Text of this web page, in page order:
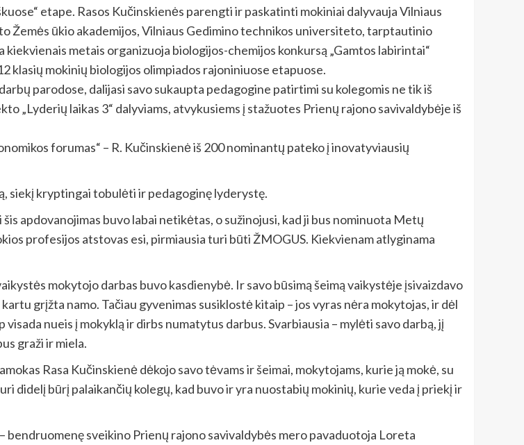
etape. Rasos Kučinskienės parengti ir paskatinti mokiniai dalyvauja Vilniaus
ūkio akademijos, Vilniaus Gedimino technikos universiteto, tarptautinio
metais organizuoja biologijos-chemijos konkursą „Gamtos labirintai“
klasių mokinių biologijos olimpiados rajoniniuose etapuose.
parodose, dalijasi savo sukaupta pedagogine patirtimi su kolegomis ne tik iš
„Lyderių laikas 3“ dalyviams, atvykusiems į stažuotes Prienų rajono savivaldybėje iš
forumas“ – R. Kučinskienė iš 200 nominantų pateko į inovatyviausių
siekį kryptingai tobulėti ir pedagoginę lyderystę.
apdovanojimas buvo labai netikėtas, o sužinojusi, kad ji bus nominuota Metų
profesijos atstovas esi, pirmiausia turi būti ŽMOGUS. Kiekvienam atlyginama
mokytojo darbas buvo kasdienybė. Ir savo būsimą šeimą vaikystėje įsivaizdavo
grįžta namo. Tačiau gyvenimas susiklostė kitaip – jos vyras nėra mokytojas, ir dėl
nueis į mokyklą ir dirbs numatytus darbus. Svarbiausia – mylėti savo darbą, jį
graži ir miela.
Rasa Kučinskienė dėkojo savo tėvams ir šeimai, mokytojams, kurie ją mokė, su
didelį būrį palaikančių kolegų, kad buvo ir yra nuostabių mokinių, kurie veda į priekį ir
sveikino Prienų rajono savivaldybės mero pavaduotoja Loreta